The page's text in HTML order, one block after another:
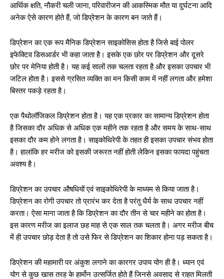
आर्थिक क्षति, नौकरी चली जाना, परिवारीजन की आकस्मिक मौत या दुर्घटना आदि
अनेक ऐसे कारण होते हैं, जो डिप्रेशन के कारण बन जाते हैं।
डिप्रेशन का एक रूप मैनिक डिप्रेशन साइकोसिस होता है जिसे बाई पोलर
इफेक्टिव डिसआर्डर भी कहा जाता है। इसके एक छोर पर डिप्रेशन और दूसरे
छोर पर मेनिया होती है। यह कई सालों तक चलता रहता है और इसका उपचार भी
जटिल होता है। इससे ग्रसित व्यक्ति का मन किसी काम में नहीं लगता और हमेशा
बिस्तर पकड़े रहता है।
एक पैथोलॉजिकल डिप्रेशन होता है। यह एक प्रकार का सामान्य डिप्रेशन होता
है जिसका दौर अधिक से अधिक एक महीने तक रहता है और समय के साथ-साथ
इसका दौर कम होने लगता है। साइकोथिरेपी के तहत ही इसका उपचार संभव होता
है। हालांकि हर मरीज को इसकी जरूरत नहीं होती लेकिन इसका फायदा पहुंचता
अवश्य है।
डिप्रेशन का उपचार औषधियों एवं साइकोथिरेपी के माध्यम से किया जाता है।
डिप्रेशन का रोगी उपचार तो प्रारंभ कर देता है परंतु धैर्य के साथ उपचार नहीं
करता। ऐसा माना जाता है कि डिप्रेशन का दौर तीन से चार महीने का होता है।
इस कारण मरीज का इलाज छह माह से एक साल तक चलता है। अगर मरीज बीच
में ही उपचार छोड़ देता है तो उसे फिर से डिप्रेशन का शिकार होना पड़ सकता है।
डिप्रेशन की महामारी पर अंकुश लगाने का कारगर उपाय योग ही है। ध्यान एवं
योग से कुछ खास तरह के हार्मोन उत्सर्जित होते हैं जिनसे अवसाद से राहत मिलती